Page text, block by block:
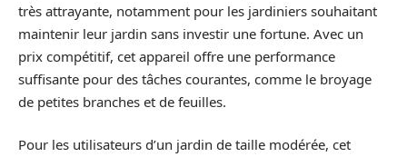
très attrayante, notamment pour les jardiniers souhaitant
maintenir leur jardin sans investir une fortune. Avec un
prix compétitif, cet appareil offre une performance
suffisante pour des tâches courantes, comme le broyage
de petites branches et de feuilles.
Pour les utilisateurs d’un jardin de taille modérée, cet